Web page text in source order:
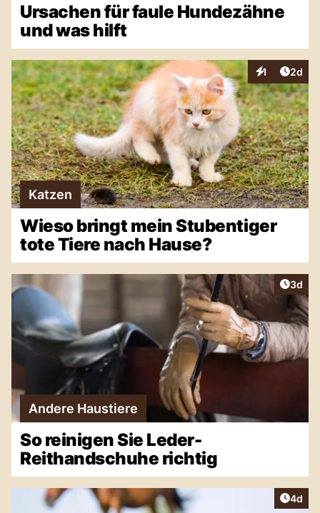
Ursachen für faule Hundezähne
und was hilft
1
Interaktionen
2d
Katzen
Wieso bringt mein Stubentiger
tote Tiere nach Hause?
3d
Andere Haustiere
So reinigen Sie Leder-
Reithandschuhe richtig
4d